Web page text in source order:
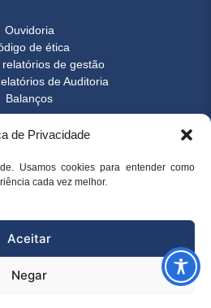
de Privacidade
Usamos cookies para entender como
cada vez melhor.
Aceitar
Negar
Ouvidoria
de ética
relatórios de gestão
de Auditoria
Balanços
santense de Tecnologia | Desenvolvido
& E-commerce
(27) 3345-7555